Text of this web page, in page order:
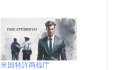
米国特許商標庁